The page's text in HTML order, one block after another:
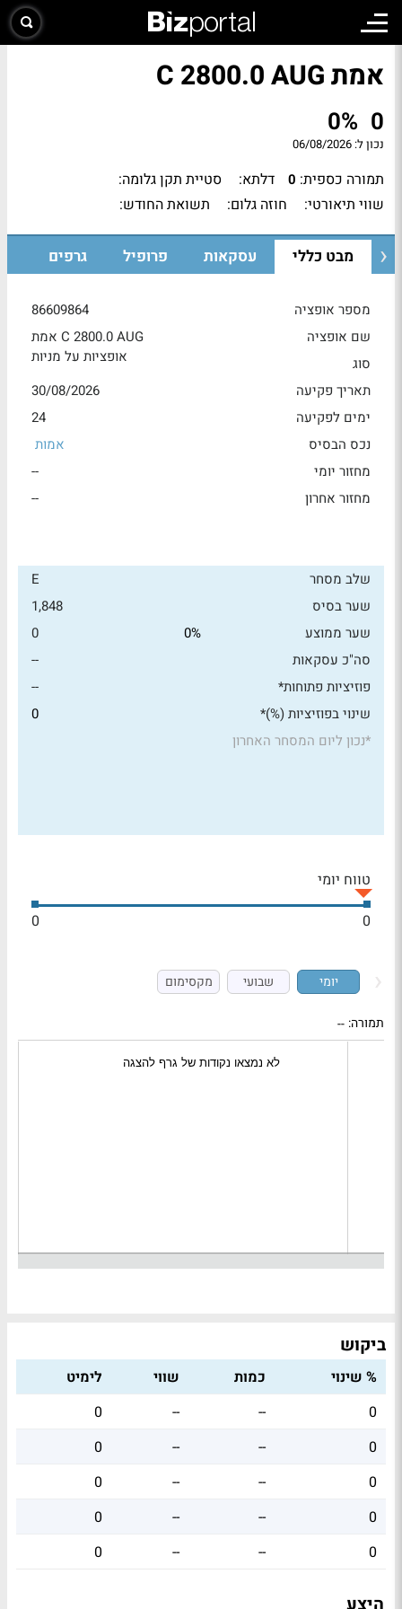
אמת C 2800.0 AUG
0
0%
נכון ל: 06/08/2026
תמורה כספית: 0 דלתא:
סטיית תקן גלומה:
שווי תיאורטי:
חוזה גלום: תשואת החודש:
מבט כללי עסקאות פרופיל גרפים
מספר אופציה
86609864
שם אופציה
אמת C 2800.0 AUG
סוג
אופציות על מניות
תאריך פקיעה
30/08/2026
ימים לפקיעה
24
נכס הבסיס
אמות
מחזור יומי
--
מחזור אחרון
--
שלב מסחר
E
שער בסיס
1,848
שער ממוצע
0%
0
סה"כ עסקאות
--
פוזיציות פתוחות*
--
שינוי בפוזיציות (%)*
0
*נכון ליום המסחר האחרון
טווח יומי
0
0
יומי שבועי מקסימום
תמורה: --
ביקוש
% שינוי כמות שווי
לימיט
0
--
--
0
0
--
--
0
0
--
--
0
0
--
--
0
0
--
--
0